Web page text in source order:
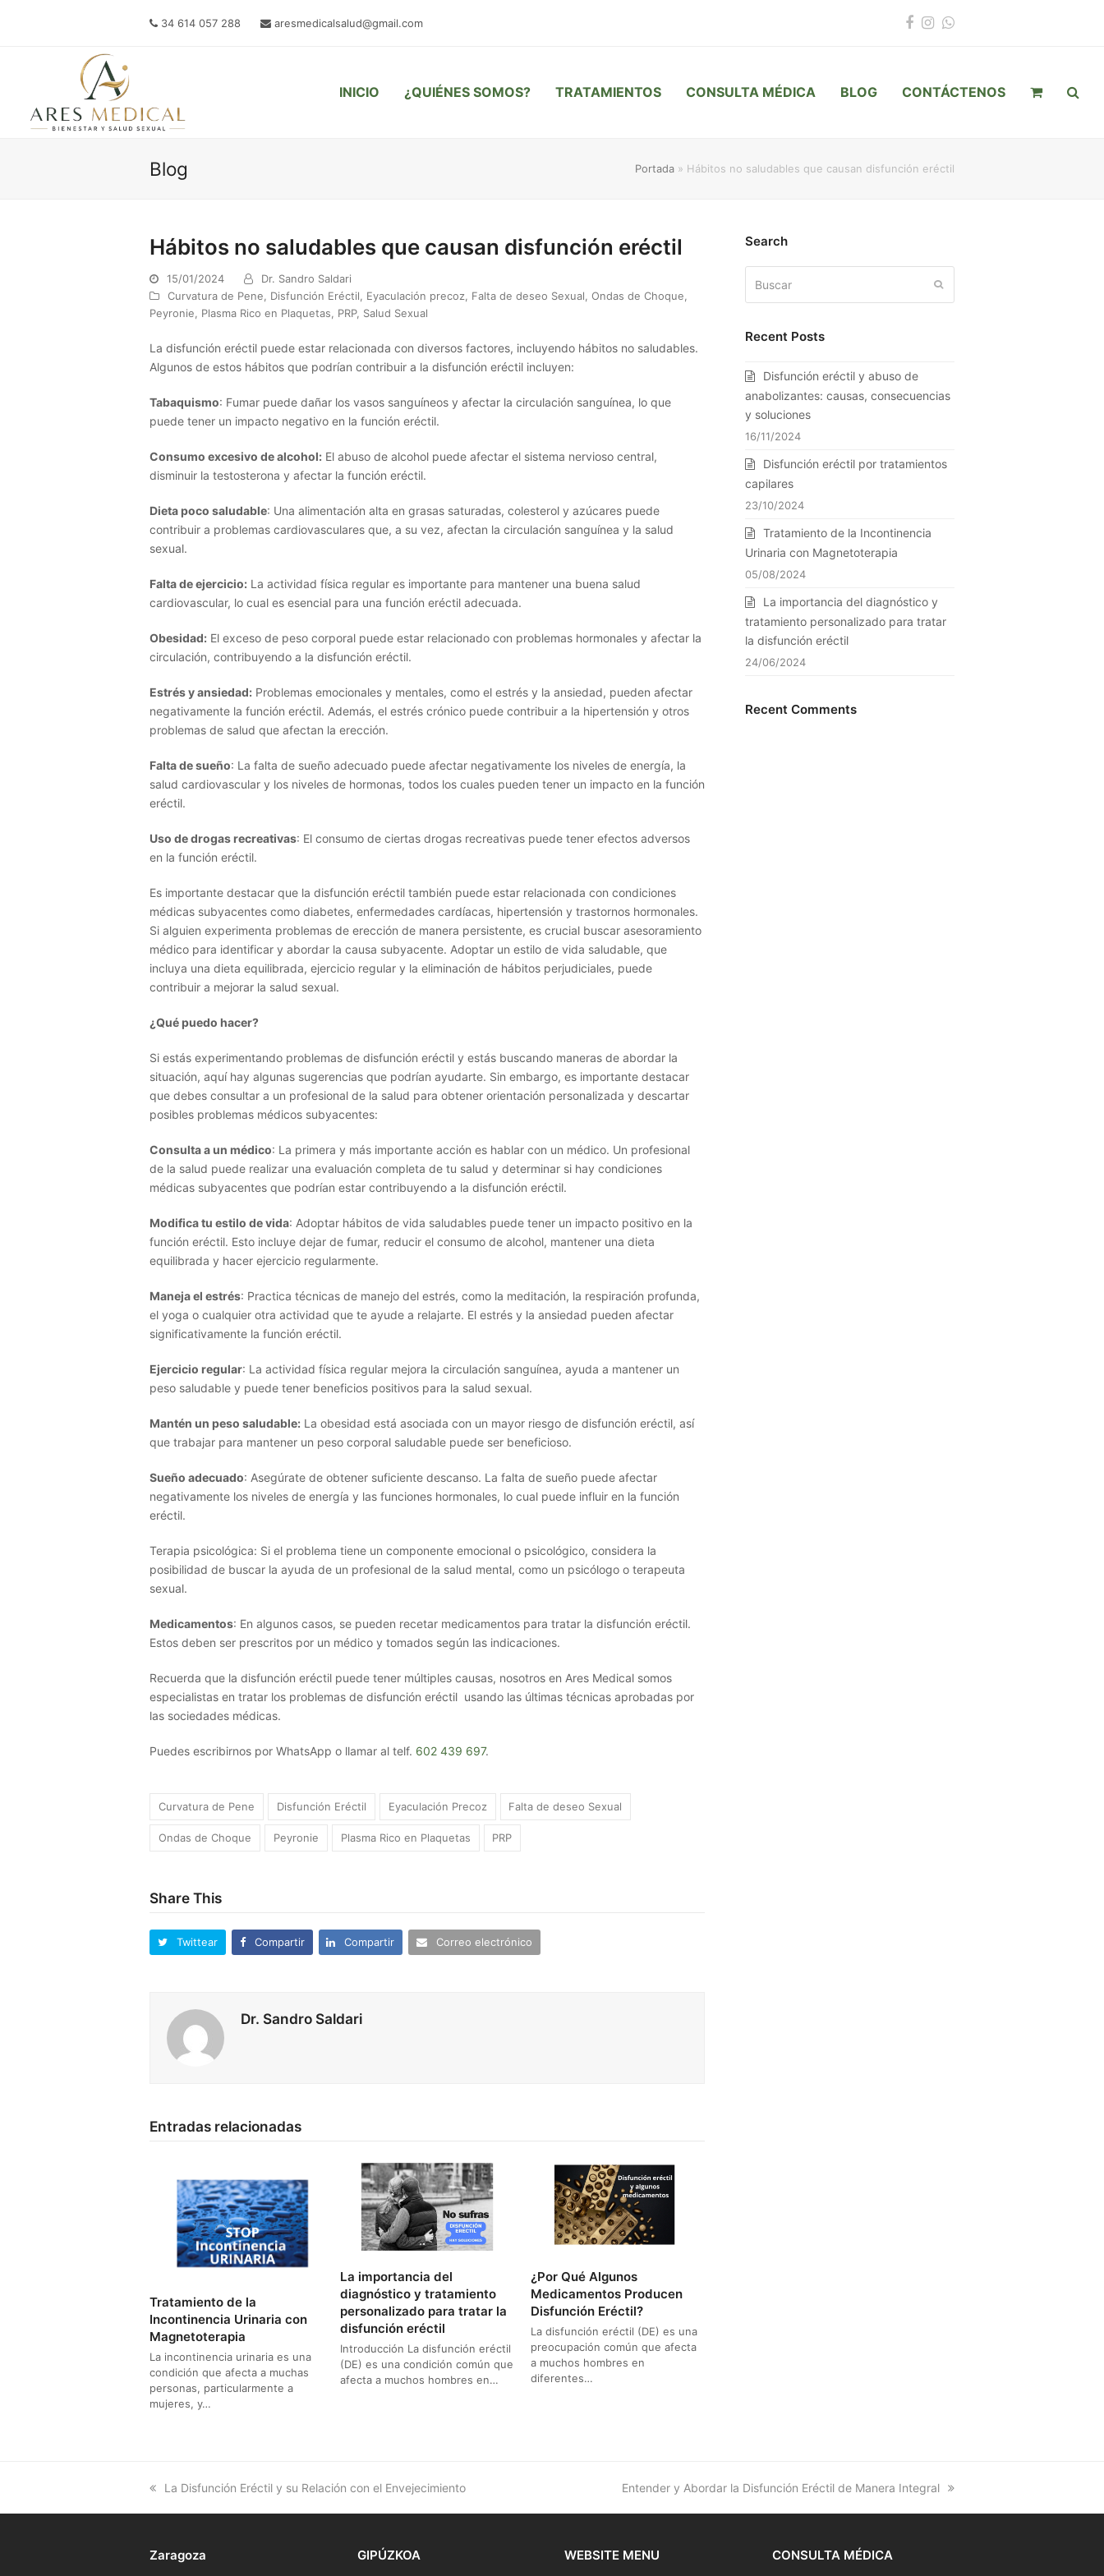
34 614 057 288 aresmedicalsalud@gmail.com Facebook
Instagram
Whatsapp
INICIO ¿QUIÉNES SOMOS? TRATAMIENTOS CONSULTA MÉDICA BLOG CONTÁCTENOS
Blog Portada » Hábitos no saludables que causan disfunción eréctil
Hábitos no saludables que causan disfunción eréctil
15/01/2024
Dr. Sandro Saldari
Curvatura de Pene
Disfunción Eréctil Eyaculación precoz Falta de deseo Sexual Ondas de Choque
Peyronie
Plasma Rico en Plaquetas PRP, Salud Sexual
La disfunción eréctil puede estar relacionada con diversos factores, incluyendo hábitos no saludables.
Algunos de estos hábitos que podrían contribuir a la disfunción eréctil incluyen:
Tabaquismo: Fumar puede dañar los vasos sanguíneos y afectar la circulación sanguínea, lo que
puede tener un impacto negativo en la función eréctil.
Consumo excesivo de alcohol: El abuso de alcohol puede afectar el sistema nervioso central,
disminuir la testosterona y afectar la función eréctil.
Dieta poco saludable: Una alimentación alta en grasas saturadas, colesterol y azúcares puede
contribuir a problemas cardiovasculares que, a su vez, afectan la circulación sanguínea y la salud
sexual.
Falta de ejercicio: La actividad física regular es importante para mantener una buena salud
cardiovascular, lo cual es esencial para una función eréctil adecuada.
Obesidad: El exceso de peso corporal puede estar relacionado con problemas hormonales y afectar la
circulación, contribuyendo a la disfunción eréctil.
Estrés y ansiedad: Problemas emocionales y mentales, como el estrés y la ansiedad, pueden afectar
negativamente la función eréctil. Además, el estrés crónico puede contribuir a la hipertensión y otros
problemas de salud que afectan la erección.
Falta de sueño: La falta de sueño adecuado puede afectar negativamente los niveles de energía, la
salud cardiovascular y los niveles de hormonas, todos los cuales pueden tener un impacto en la función
eréctil.
Uso de drogas recreativas: El consumo de ciertas drogas recreativas puede tener efectos adversos
en la función eréctil.
Es importante destacar que la disfunción eréctil también puede estar relacionada con condiciones
médicas subyacentes como diabetes, enfermedades cardíacas, hipertensión y trastornos hormonales.
Si alguien experimenta problemas de erección de manera persistente, es crucial buscar asesoramiento
médico para identificar y abordar la causa subyacente. Adoptar un estilo de vida saludable, que
incluya una dieta equilibrada, ejercicio regular y la eliminación de hábitos perjudiciales, puede
contribuir a mejorar la salud sexual.
¿Qué puedo hacer?
Si estás experimentando problemas de disfunción eréctil y estás buscando maneras de abordar la
situación, aquí hay algunas sugerencias que podrían ayudarte. Sin embargo, es importante destacar
que debes consultar a un profesional de la salud para obtener orientación personalizada y descartar
posibles problemas médicos subyacentes:
Consulta a un médico: La primera y más importante acción es hablar con un médico. Un profesional
de la salud puede realizar una evaluación completa de tu salud y determinar si hay condiciones
médicas subyacentes que podrían estar contribuyendo a la disfunción eréctil.
Modifica tu estilo de vida: Adoptar hábitos de vida saludables puede tener un impacto positivo en la
función eréctil. Esto incluye dejar de fumar, reducir el consumo de alcohol, mantener una dieta
equilibrada y hacer ejercicio regularmente.
Maneja el estrés: Practica técnicas de manejo del estrés, como la meditación, la respiración profunda,
el yoga o cualquier otra actividad que te ayude a relajarte. El estrés y la ansiedad pueden afectar
significativamente la función eréctil.
Ejercicio regular: La actividad física regular mejora la circulación sanguínea, ayuda a mantener un
peso saludable y puede tener beneficios positivos para la salud sexual.
Mantén un peso saludable: La obesidad está asociada con un mayor riesgo de disfunción eréctil, así
que trabajar para mantener un peso corporal saludable puede ser beneficioso.
Sueño adecuado: Asegúrate de obtener suficiente descanso. La falta de sueño puede afectar
negativamente los niveles de energía y las funciones hormonales, lo cual puede influir en la función
eréctil.
Terapia psicológica: Si el problema tiene un componente emocional o psicológico, considera la
posibilidad de buscar la ayuda de un profesional de la salud mental, como un psicólogo o terapeuta
sexual.
Medicamentos: En algunos casos, se pueden recetar medicamentos para tratar la disfunción eréctil.
Estos deben ser prescritos por un médico y tomados según las indicaciones.
Recuerda que la disfunción eréctil puede tener múltiples causas, nosotros en Ares Medical somos
especialistas en tratar los problemas de disfunción eréctil usando las últimas técnicas aprobadas por
las sociedades médicas.
Puedes escribirnos por WhatsApp o llamar al telf. 602 439 697.
Curvatura de Pene Disfunción Eréctil Eyaculación Precoz Falta de deseo Sexual
Ondas de Choque Peyronie Plasma Rico en Plaquetas PRP
Share This
Twittear Compartir Compartir Correo electrónico
Dr. Sandro Saldari
Entradas relacionadas
Tratamiento de la
Incontinencia Urinaria con
Magnetoterapia
La incontinencia urinaria es una
condición que afecta a muchas
personas, particularmente a
mujeres, y…
La importancia del
diagnóstico y tratamiento
personalizado para tratar la
disfunción eréctil
Introducción La disfunción eréctil
(DE) es una condición común que
afecta a muchos hombres en…
¿Por Qué Algunos
Medicamentos Producen
Disfunción Eréctil?
La disfunción eréctil (DE) es una
preocupación común que afecta
a muchos hombres en
diferentes…
Search
Recent Posts
Disfunción eréctil y abuso de
anabolizantes: causas, consecuencias
y soluciones
16/11/2024
Disfunción eréctil por tratamientos
capilares
23/10/2024
Tratamiento de la Incontinencia
Urinaria con Magnetoterapia
05/08/2024
La importancia del diagnóstico y
tratamiento personalizado para tratar
la disfunción eréctil
24/06/2024
Recent Comments
previous
La Disfunción Eréctil y su Relación con el Envejecimiento
next
Entender y Abordar la Disfunción Eréctil de Manera Integral
Zaragoza GIPÚZKOA WEBSITE MENU CONSULTA MÉDICA